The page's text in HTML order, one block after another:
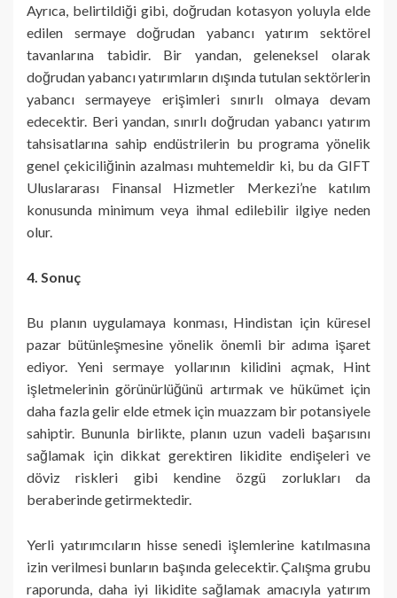
Ayrıca, belirtildiği gibi, doğrudan kotasyon yoluyla elde
edilen sermaye doğrudan yabancı yatırım sektörel
tavanlarına tabidir. Bir yandan, geleneksel olarak
doğrudan yabancı yatırımların dışında tutulan sektörlerin
yabancı sermayeye erişimleri sınırlı olmaya devam
edecektir. Beri yandan, sınırlı doğrudan yabancı yatırım
tahsisatlarına sahip endüstrilerin bu programa yönelik
genel çekiciliğinin azalması muhtemeldir ki, bu da GIFT
Uluslararası Finansal Hizmetler Merkezi’ne katılım
konusunda minimum veya ihmal edilebilir ilgiye neden
olur.
4. Sonuç
Bu planın uygulamaya konması, Hindistan için küresel
pazar bütünleşmesine yönelik önemli bir adıma işaret
ediyor. Yeni sermaye yollarının kilidini açmak, Hint
işletmelerinin görünürlüğünü artırmak ve hükümet için
daha fazla gelir elde etmek için muazzam bir potansiyele
sahiptir. Bununla birlikte, planın uzun vadeli başarısını
sağlamak için dikkat gerektiren likidite endişeleri ve
döviz riskleri gibi kendine özgü zorlukları da
beraberinde getirmektedir.
Yerli yatırımcıların hisse senedi işlemlerine katılmasına
izin verilmesi bunların başında gelecektir. Çalışma grubu
raporunda, daha iyi likidite sağlamak amacıyla yatırım